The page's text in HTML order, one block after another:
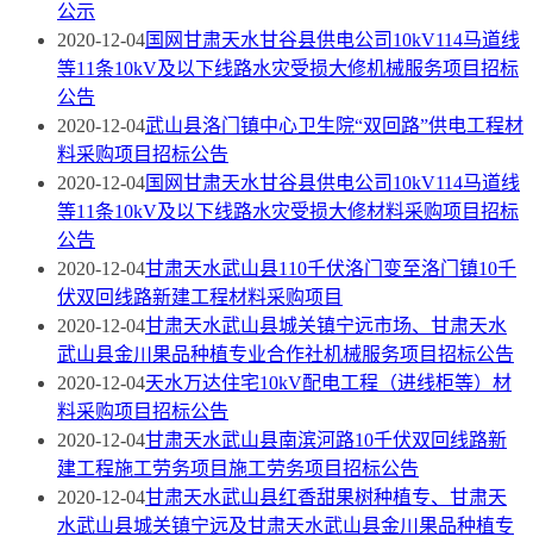
公示
2020-12-04国网甘肃天水甘谷县供电公司10kV114马道线
等11条10kV及以下线路水灾受损大修机械服务项目招标
公告
2020-12-04武山县洛门镇中心卫生院“双回路”供电工程材
料采购项目招标公告
2020-12-04国网甘肃天水甘谷县供电公司10kV114马道线
等11条10kV及以下线路水灾受损大修材料采购项目招标
公告
2020-12-04甘肃天水武山县110千伏洛门变至洛门镇10千
伏双回线路新建工程材料采购项目
2020-12-04甘肃天水武山县城关镇宁远市场、甘肃天水
武山县金川果品种植专业合作社机械服务项目招标公告
2020-12-04天水万达住宅10kV配电工程（进线柜等）材
料采购项目招标公告
2020-12-04甘肃天水武山县南滨河路10千伏双回线路新
建工程施工劳务项目施工劳务项目招标公告
2020-12-04甘肃天水武山县红香甜果树种植专、甘肃天
水武山县城关镇宁远及甘肃天水武山县金川果品种植专